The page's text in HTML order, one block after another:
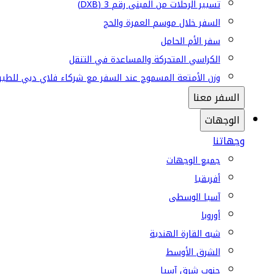
تسيير الرحلات من المبنى رقم 3 (DXB)
السفر خلال موسم العمرة والحج
سفر الأم الحامل
الكراسي المتحركة والمساعدة في التنقل
وزن الأمتعة المسموح عند السفر مع شركاء فلاي دبي
السفر معنا
الوجهات
وجهاتنا
جميع الوجهات
أفريقيا
آسيا الوسطى
أوروبا
شبه القارة الهندية
الشرق الأوسط
جنوب شرق آسيا